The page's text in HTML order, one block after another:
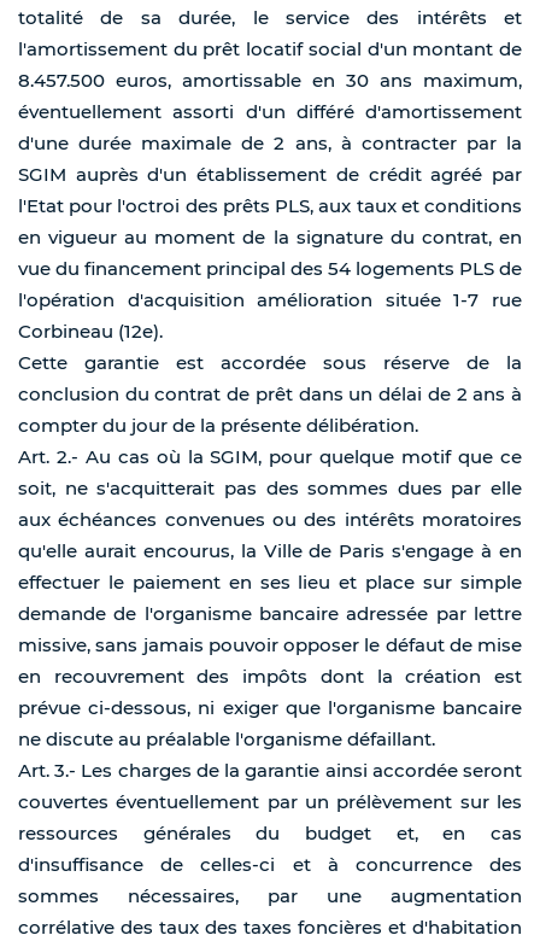
totalité de sa durée, le service des intérêts et
l'amortissement du prêt locatif social d'un montant de
8.457.500 euros, amortissable en 30 ans maximum,
éventuellement assorti d'un différé d'amortissement
d'une durée maximale de 2 ans, à contracter par la
SGIM auprès d'un établissement de crédit agréé par
l'Etat pour l'octroi des prêts PLS, aux taux et conditions
en vigueur au moment de la signature du contrat, en
vue du financement principal des 54 logements PLS de
l'opération d'acquisition amélioration située 1-7 rue
Corbineau (12e).
Cette garantie est accordée sous réserve de la
conclusion du contrat de prêt dans un délai de 2 ans à
compter du jour de la présente délibération.
Art. 2.- Au cas où la SGIM, pour quelque motif que ce
soit, ne s'acquitterait pas des sommes dues par elle
aux échéances convenues ou des intérêts moratoires
qu'elle aurait encourus, la Ville de Paris s'engage à en
effectuer le paiement en ses lieu et place sur simple
demande de l'organisme bancaire adressée par lettre
missive, sans jamais pouvoir opposer le défaut de mise
en recouvrement des impôts dont la création est
prévue ci-dessous, ni exiger que l'organisme bancaire
ne discute au préalable l'organisme défaillant.
Art. 3.- Les charges de la garantie ainsi accordée seront
couvertes éventuellement par un prélèvement sur les
ressources générales du budget et, en cas
d'insuffisance de celles-ci et à concurrence des
sommes nécessaires, par une augmentation
corrélative des taux des taxes foncières et d'habitation